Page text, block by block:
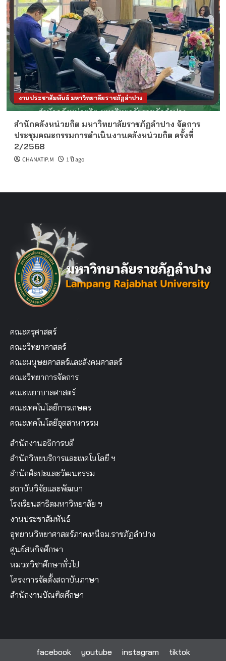
งานประชาสัมพันธ์ มหาวิทยาลัยราชภัฏลำปาง
สำนักคลังหน่วยกิต มหาวิทยาลัยราชภัฏลำปาง จัดการ
ประชุมคณะกรรมการดำเนินงานคลังหน่วยกิต ครั้งที่
2/2568
CHANATIP.M 1 ปี ago
คณะครุศาสตร์
คณะวิทยาศาสตร์
คณะมนุษยศาสตร์และสังคมศาสตร์
คณะวิทยาการจัดการ
คณะพยาบาลศาสตร์
คณะเทคโนโลยีการเกษตร
คณะเทคโนโลยีอุตสาหกรรม
สำนักงานอธิการบดี
สำนักวิทยบริการและเทคโนโลยี ฯ
สำนักศิลปะและวัฒนธรรม
สถาบันวิจัยและพัฒนา
โรงเรียนสาธิตมหาวิทยาลัย ฯ
งานประชาสัมพันธ์
อุทยานวิทยาศาสตร์ภาคเหนือม.ราชภัฏลำปาง
ศูนย์สหกิจศึกษา
หมวดวิชาศึกษาทั่วไป
โครงการจัดตั้งสถาบันภาษา
สำนักงานบัณฑิตศึกษา
facebook youtube instagram tiktok